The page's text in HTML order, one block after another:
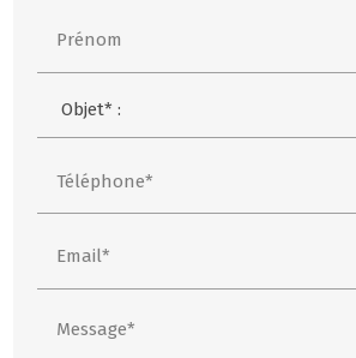
Prénom
Téléphone*
Email*
Message*